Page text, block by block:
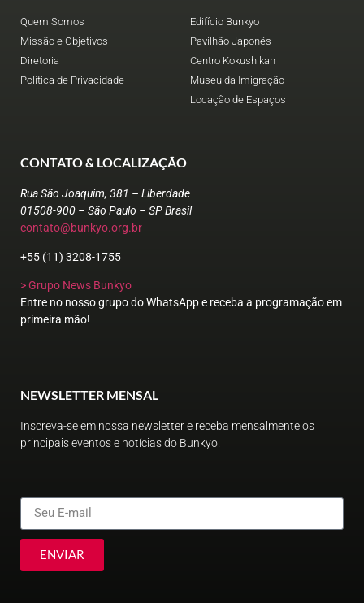
Quem Somos
Missão e Objetivos
Diretoria
Política de Privacidade
Edifício Bunkyo
Pavilhão Japonês
Centro Kokushikan
Museu da Imigração
Locação de Espaços
CONTATO & LOCALIZAÇÃO
Rua São Joaquim, 381 – Liberdade
01508-900 – São Paulo – SP Brasil
contato@bunkyo.org.br
+55 (11) 3208-1755
> Grupo News Bunkyo
Entre no nosso grupo do WhatsApp e receba a programação em
primeira mão!
NEWSLETTER MENSAL
Inscreva-se em nossa newsletter e receba mensalmente os
principais eventos e notícias do Bunkyo.
ENVIAR